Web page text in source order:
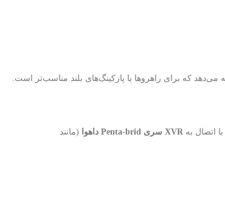
XVR سری Penta-brid داهوا
(مانند